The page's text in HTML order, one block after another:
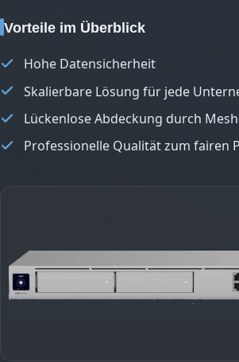
Vorteile im Überblick
Hohe Datensicherheit
Skalierbare Lösung für jede
Lückenlose Abdeckung durch
Professionelle Qualität zum fairen